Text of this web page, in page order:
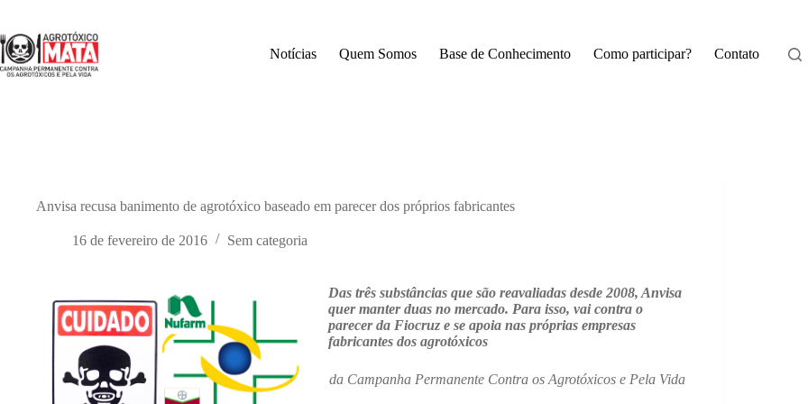
o
conteúdo
Notícias Quem Somos Base de Conhecimento Como participar? Contato
Anvisa recusa banimento de agrotóxico baseado em parecer dos próprios fabricantes
16 de fevereiro de 2016 Sem categoria
Das três substâncias que são reavaliadas desde 2008, Anvisa
quer manter duas no mercado. Para isso, vai contra o
parecer da Fiocruz e se apoia nas próprias empresas
fabricantes dos agrotóxicos
da Campanha Permanente Contra os Agrotóxicos e Pela Vida